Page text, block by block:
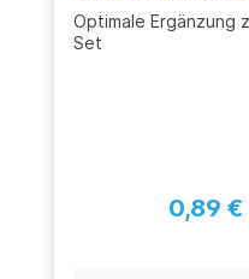
Optimale Ergänzung
Set
0,89